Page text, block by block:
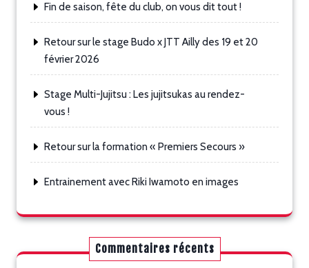
Fin de saison, fête du club, on vous dit tout !
Retour sur le stage Budo x JTT Ailly des 19 et 20
février 2026
Stage Multi-Jujitsu : Les jujitsukas au rendez-
vous !
Retour sur la formation « Premiers Secours »
Entrainement avec Riki Iwamoto en images
Commentaires récents